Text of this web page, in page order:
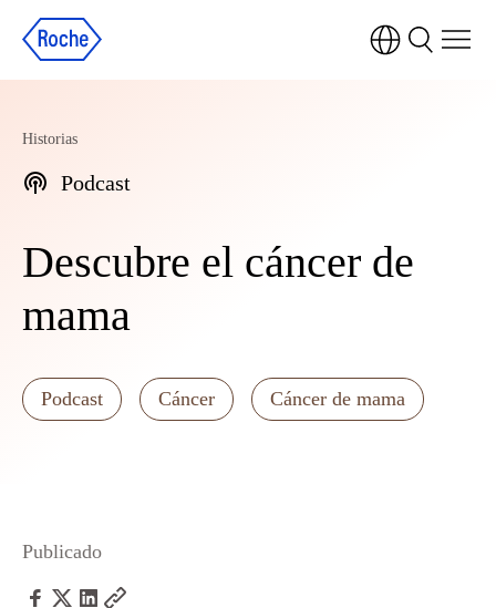
Historias
Podcast
Descubre el cáncer de
mama
Podcast Cáncer Cáncer de mama
Publicado